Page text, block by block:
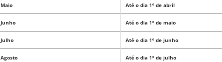
Maio Até o dia 1º de abril
Junho Até o dia 1º de maio
Julho Até o dia 1º de junho
Agosto Até o dia 1º de julho